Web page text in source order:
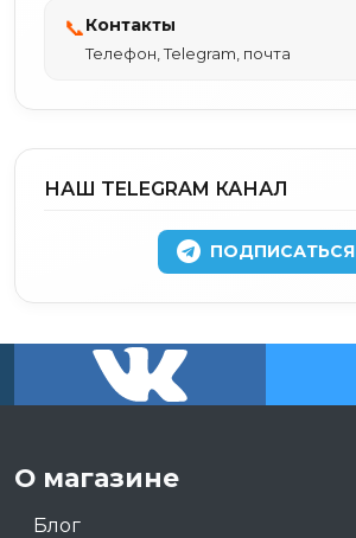
📞Контакты
Телефон, Telegram, почта
НАШ TELEGRAM КАНАЛ
ПОДПИСАТЬСЯ
О магазине
Блог